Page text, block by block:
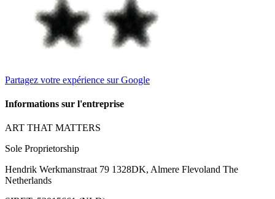
Partagez votre expérience sur Google
Informations sur l'entreprise
ART THAT MATTERS
Sole Proprietorship
Hendrik Werkmanstraat 79 1328DK, Almere Flevoland The
Netherlands